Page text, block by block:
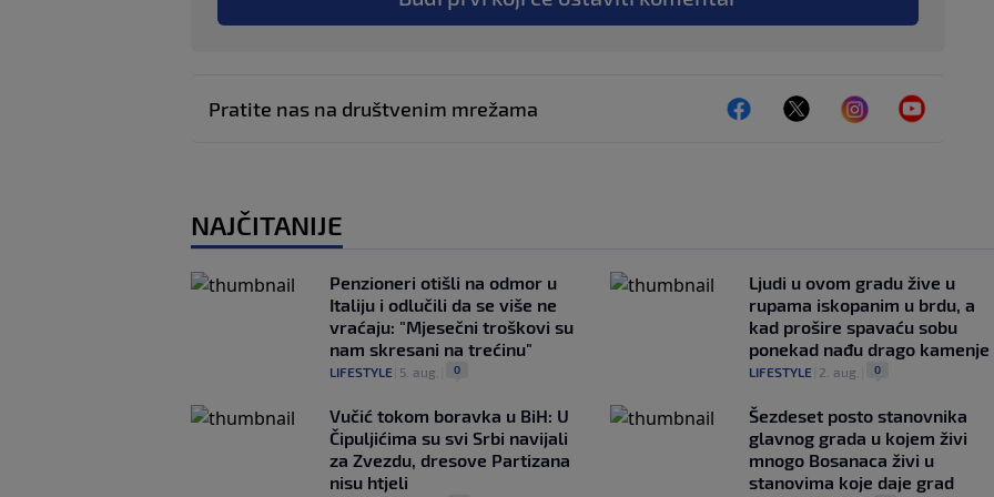
Pratite nas na društvenim mrežama
NAJČITANIJE
Penzioneri otišli na odmor u
Italiju i odlučili da se više ne
vraćaju: "Mjesečni troškovi su
nam skresani na trećinu"
LIFESTYLE 5. aug. 0
Ljudi u ovom gradu žive u
rupama iskopanim u brdu, a
kad prošire spavaću sobu
ponekad nađu drago kamenje
LIFESTYLE| 2. aug. 0
Vučić tokom boravka u BiH: U
Čipuljićima su svi Srbi navijali
za Zvezdu, dresove Partizana
nisu htjeli
Šezdeset posto stanovnika
glavnog grada u kojem živi
mnogo Bosanaca živi u
stanovima koje daje grad